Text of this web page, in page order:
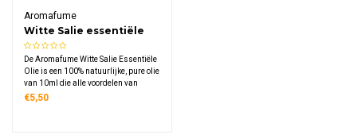
Aromafume
Witte Salie essentiële
olie
De Aromafume Witte Salie Essentiële
Olie is een 100% natuurlijke, pure olie
van 10ml die alle voordelen van
traditioneel smudgen biedt zonder
€5,50